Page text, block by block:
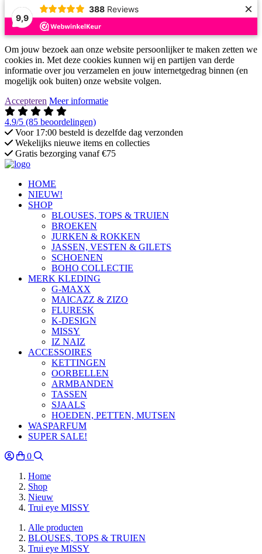
9,9
388 Reviews ×
Om jouw bezoek aan onze website persoonlijker te maken zetten we
cookies in. Met deze cookies kunnen wij en partijen van derde
informatie over jou verzamelen en jouw internetgedrag binnen (en
mogelijk ook buiten) onze website volgen.
Accepteren Meer informatie
4.9/5 (85 beoordelingen)
Voor 17:00 besteld is dezelfde dag verzonden
Wekelijks nieuwe items en collecties
Gratis bezorging vanaf €75
HOME
NIEUW!
SHOP
BLOUSES, TOPS & TRUIEN
BROEKEN
JURKEN & ROKKEN
JASSEN, VESTEN & GILETS
SCHOENEN
BOHO COLLECTIE
MERK KLEDING
G-MAXX
MAICAZZ & ZIZO
FLURESK
K-DESIGN
MISSY
IZ NAIZ
ACCESSOIRES
KETTINGEN
OORBELLEN
ARMBANDEN
TASSEN
SJAALS
HOEDEN, PETTEN, MUTSEN
WASPARFUM
SUPER SALE!
0
Home
Shop
Nieuw
Trui eye MISSY
Alle producten
BLOUSES, TOPS & TRUIEN
Trui eye MISSY